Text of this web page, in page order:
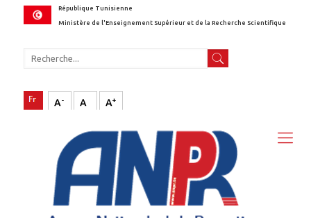
République Tunisienne
Ministère de l'Enseignement Supérieur et de la Recherche Scientifique
A- A A+